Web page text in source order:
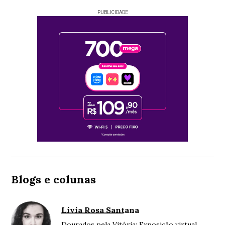
PUBLICIDADE
Blogs e colunas
Lívia Rosa Santana